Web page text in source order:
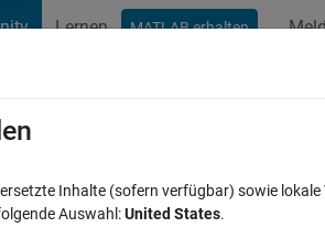
Lernen MATLAB erhalten
Language
Inhalte (sofern verfügbar) sowie
Auswahl:United States.